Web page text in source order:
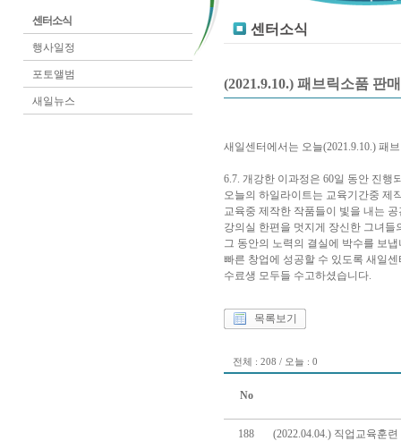
센터소식
행사일정
포토앨범
새일뉴스
센터소식
(2021.9.10.) 패브릭소품 판
새일센터에서는 오늘(2021.9.10.) 패
6.7. 개강한 이과정은 60일 동안 진행
오늘의 하일라이트는 교육기간중 제
교육중 제작한 작품들이 빛을 내는 공
강의실 한편을 멋지게 장신한 그녀들
그 동안의 노력의 결실에 박수를 보냅
빠른 창업에 성공할 수 있도록 새일
수료생 모두들 수고하셨습니다.
목록보기
전체 : 208 / 오늘 : 0
No
188 (2022.04.04.) 직업교육훈